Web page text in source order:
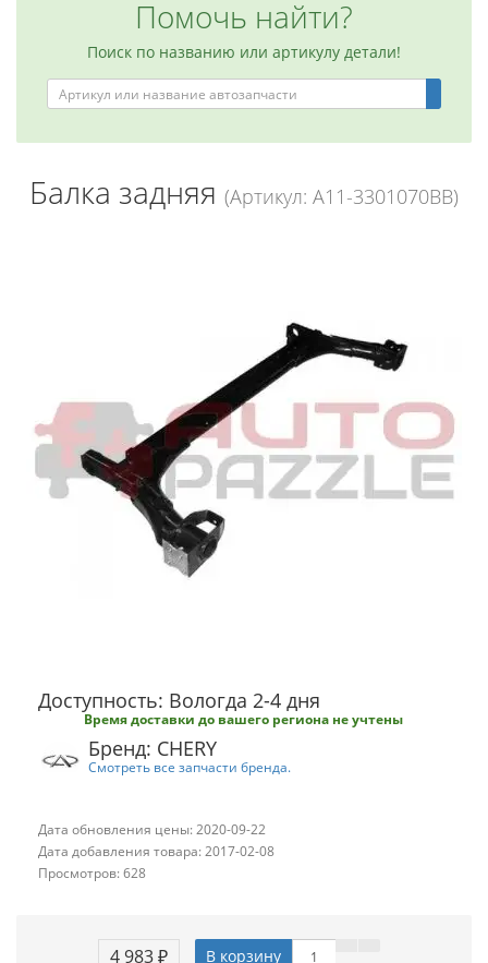
Помочь найти?
Поиск по названию или артикулу детали!
Балка задняя (Артикул: A11-3301070BB)
Доступность: Вологда 2-4 дня
Время доставки до вашего региона не учтены
Бренд: CHERY
Смотреть все запчасти бренда.
Дата обновления цены: 2020-09-22
Дата добавления товара: 2017-02-08
Просмотров: 628
4 983 ₽ В корзину